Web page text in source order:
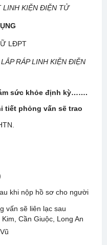
LINH KIỆN ĐIỆN TỬ
LĐPT
RÁP LINH KIỆN ĐIỆN
sức khỏe định kỳ…….
tiết phỏng vấn sẽ trao
khi nộp hồ sơ cho người
vấn sẽ liên lạc sau
Cần Giuộc, Long An